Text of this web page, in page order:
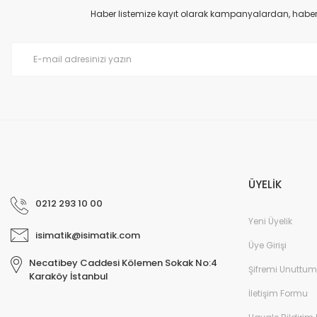
Ürün açıklamasında eksik bilgiler bulunuyor.
Haber listemize kayıt olarak kampanyalardan,
0212 293 10 00
isimatik@isimatik.com
Necatibey Caddesi Kölemen Sokak No:4
Karaköy İstanbul
ÜYELİK
Yeni Üyelik
Üye Girişi
Şifremi Unuttum
İletişim Formu